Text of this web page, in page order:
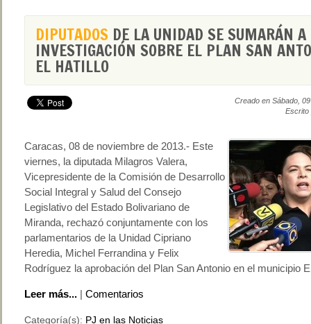
DIPUTADOS DE LA UNIDAD SE SUMARÁN A
INVESTIGACIÓN SOBRE EL PLAN SAN
EL HATILLO
Creado en Sábado,
Escrito
Caracas, 08 de noviembre de 2013.- Este
viernes, la diputada Milagros Valera,
Vicepresidente de la Comisión de Desarrollo
Social Integral y Salud del Consejo
Legislativo del Estado Bolivariano de
Miranda, rechazó conjuntamente con los
parlamentarios de la Unidad Cipriano
Heredia, Michel Ferrandina y Felix
Rodríguez la aprobación del Plan San Antonio en el municipio
Leer más... | Comentarios
Categoría(s): PJ en las Noticias